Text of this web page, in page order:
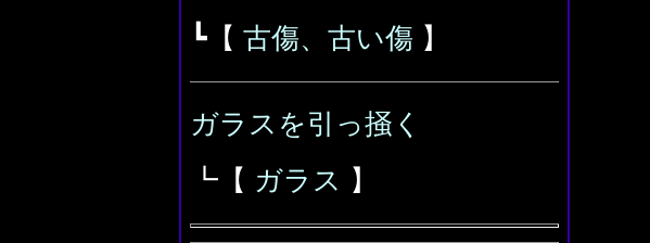
┗【 古傷、古い傷 】
ガラスを引っ掻く
┗【 ガラス 】